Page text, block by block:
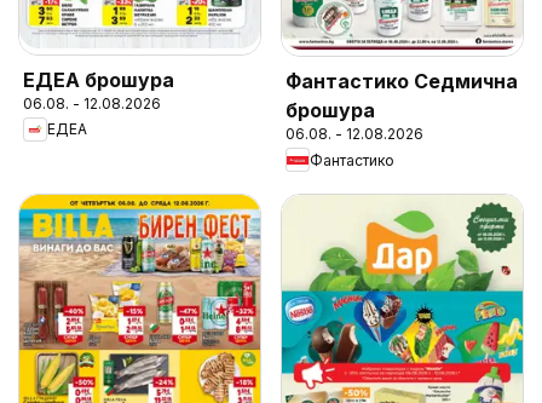
ЕДЕА брошура
06.08. - 12.08.2026
ЕДЕА
Фантастико Седмична
брошура
06.08. - 12.08.2026
Фантастико